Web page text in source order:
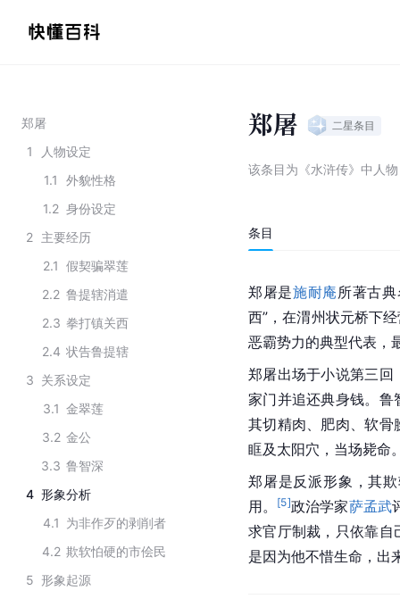
郑屠
1
人物设定
1.1
外貌性格
1.2 身份设定
2 主要经历
2.1 假契骗翠莲
2.2 鲁提辖消遣
2.3 拳打镇关西
2.4 状告鲁提辖
3 关系设定
3.1 金翠莲
3.2 金公
3.3 鲁智深
4 形象分析
4.1 为非作歹的剥削者
4.2 欺软怕硬的市侩民
5 形象起源
郑屠 二星条目
该条目为 《水浒传》中人物
条目
郑屠是施耐庵 所著古
西”，在渭州状元桥下
恶霸势力的典型代表，
郑屠出场于小说第三
家门并追还典身钱。鲁
其切精肉、肥肉、软骨
眶及太阳穴，当场毙命
郑屠是反派形象，其
用。
[5]政治学家萨孟武
求官厅制裁，只依靠自
是因为他不惜生命，出